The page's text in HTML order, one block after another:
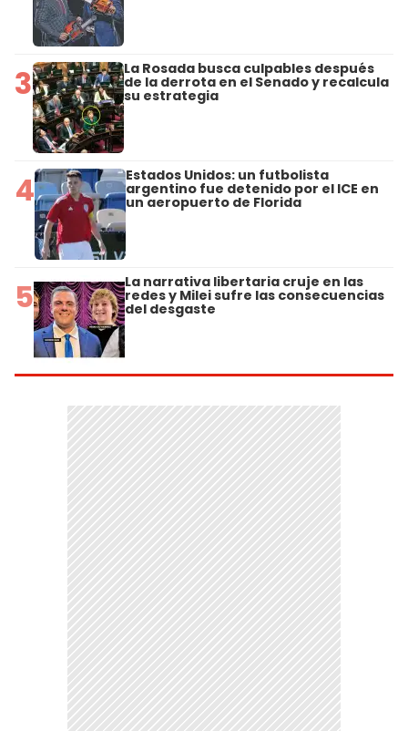
3 La Rosada busca culpables después
de la derrota en el Senado y recalcula
su estrategia
4 Estados Unidos: un futbolista
argentino fue detenido por el ICE en
un aeropuerto de Florida
5 La narrativa libertaria cruje en las
redes y Milei sufre las consecuencias
del desgaste